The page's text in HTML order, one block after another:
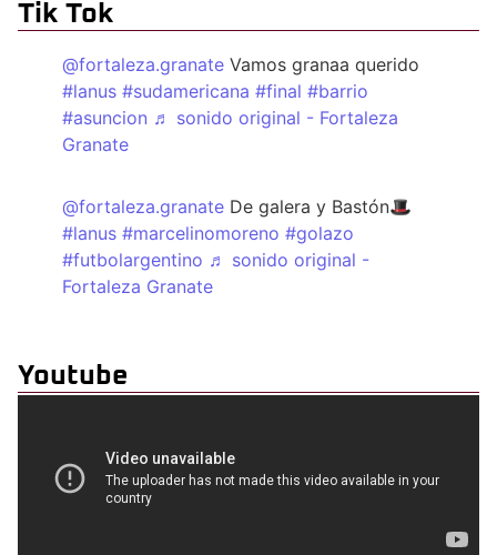
Tik Tok
@fortaleza.granate Vamos granaa querido
#lanus #sudamericana #final #barrio
#asuncion ♬ sonido original - Fortaleza
Granate
@fortaleza.granate De galera y Bastón🎩
#lanus #marcelinomoreno #golazo
#futbolargentino ♬ sonido original -
Fortaleza Granate
Youtube